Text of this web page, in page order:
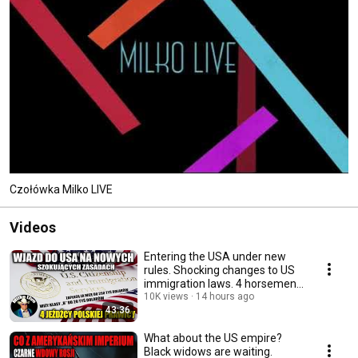
jestem prawnikiem, dziennikarzem oraz doktorem etyki. Mam zaszczyt
prowadzić dla Państwa ten program, Milko Live.
Czołówka Milko LIVE
Videos
43:36
Entering the USA under new
rules. Shocking changes to US
immigration laws. 4 horsemen
of the right.
10K views 14 hours ago
What about the US empire?
Black widows are waiting.